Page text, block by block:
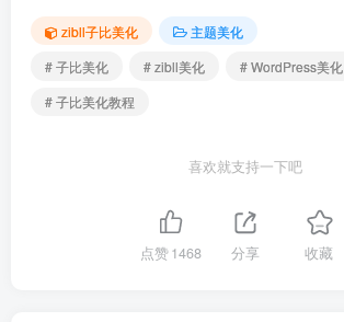
zibll子比美化
主题美化
# 子比美化
# zibll美化
# WordPress美化
# 子比美化教程
喜欢就支持一下吧
点赞1468 分享 收藏